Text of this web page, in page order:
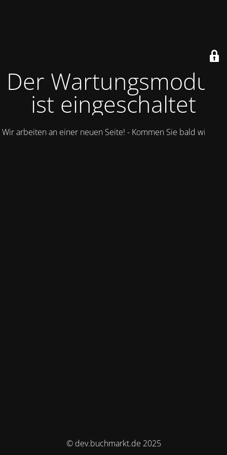
Der Wartungsmodus
ist eingeschaltet
Wir arbeiten an einer neuen Seite! - Kommen Sie bald wieder.
© dev.buchmarkt.de 2025